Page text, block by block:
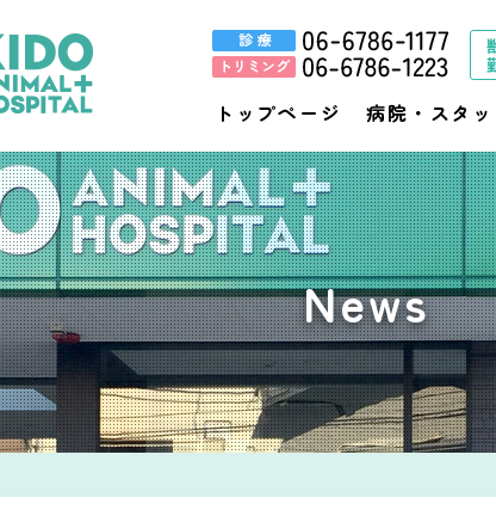
トップページ 病院・スタ
News